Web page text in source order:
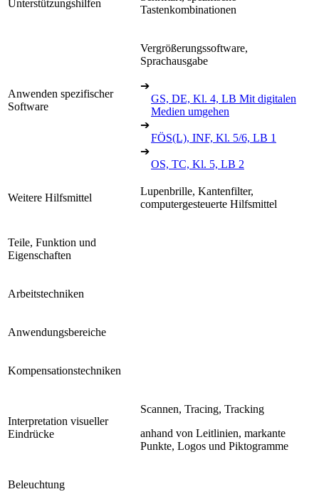
Unterstützungshilfen
Tastenkombinationen
Anwenden spezifischer
Software
Vergrößerungssoftware,
Sprachausgabe
➔
GS, DE, Kl. 4, LB Mit digitalen
Medien umgehen
➔
FÖS(L), INF, Kl. 5/6, LB 1
➔
OS, TC, Kl. 5, LB 2
Weitere Hilfsmittel
Lupenbrille, Kantenfilter,
computergesteuerte Hilfsmittel
Teile, Funktion und
Eigenschaften
Arbeitstechniken
Anwendungsbereiche
Kompensationstechniken
Interpretation visueller
Eindrücke
Scannen, Tracing, Tracking
anhand von Leitlinien, markante
Punkte, Logos und Piktogramme
Beleuchtung